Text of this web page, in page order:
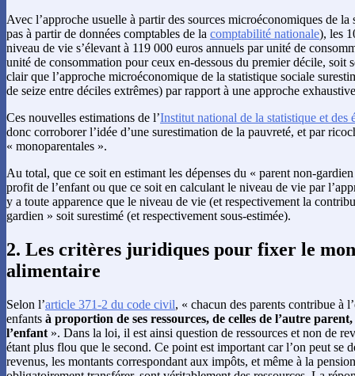
Avec l’approche usuelle à partir des sources microéconomiques de
pas à partir de données comptables de la comptabilité nationale), les
niveau de vie s’élevant à 119 000 euros annuels par unité de
unité de consommation pour ceux en-dessous du premier décile, soit
clair que l’approche microéconomique de la statistique sociale
de seize entre déciles extrêmes) par rapport à une approche
Ces nouvelles estimations de l’Institut national de la statistique et des
donc corroborer l’idée d’une surestimation de la pauvreté, et par
« monoparentales ».
Au total, que ce soit en estimant les dépenses du « parent non-
profit de l’enfant ou que ce soit en calculant le niveau de vie par
y a toute apparence que le niveau de vie (et respectivement la
gardien » soit surestimé (et respectivement sous-estimée).
2. Les critères juridiques pour fixer le
alimentaire
Selon l’article 371-2 du code civil, « chacun des parents contribue à
enfants à proportion de ses ressources, de celles de l’autre
l’enfant ». Dans la loi, il est ainsi question de ressources et non de
étant plus flou que le second. Ce point est important car l’on peut se
revenus, les montants correspondant aux impôts, et même à la